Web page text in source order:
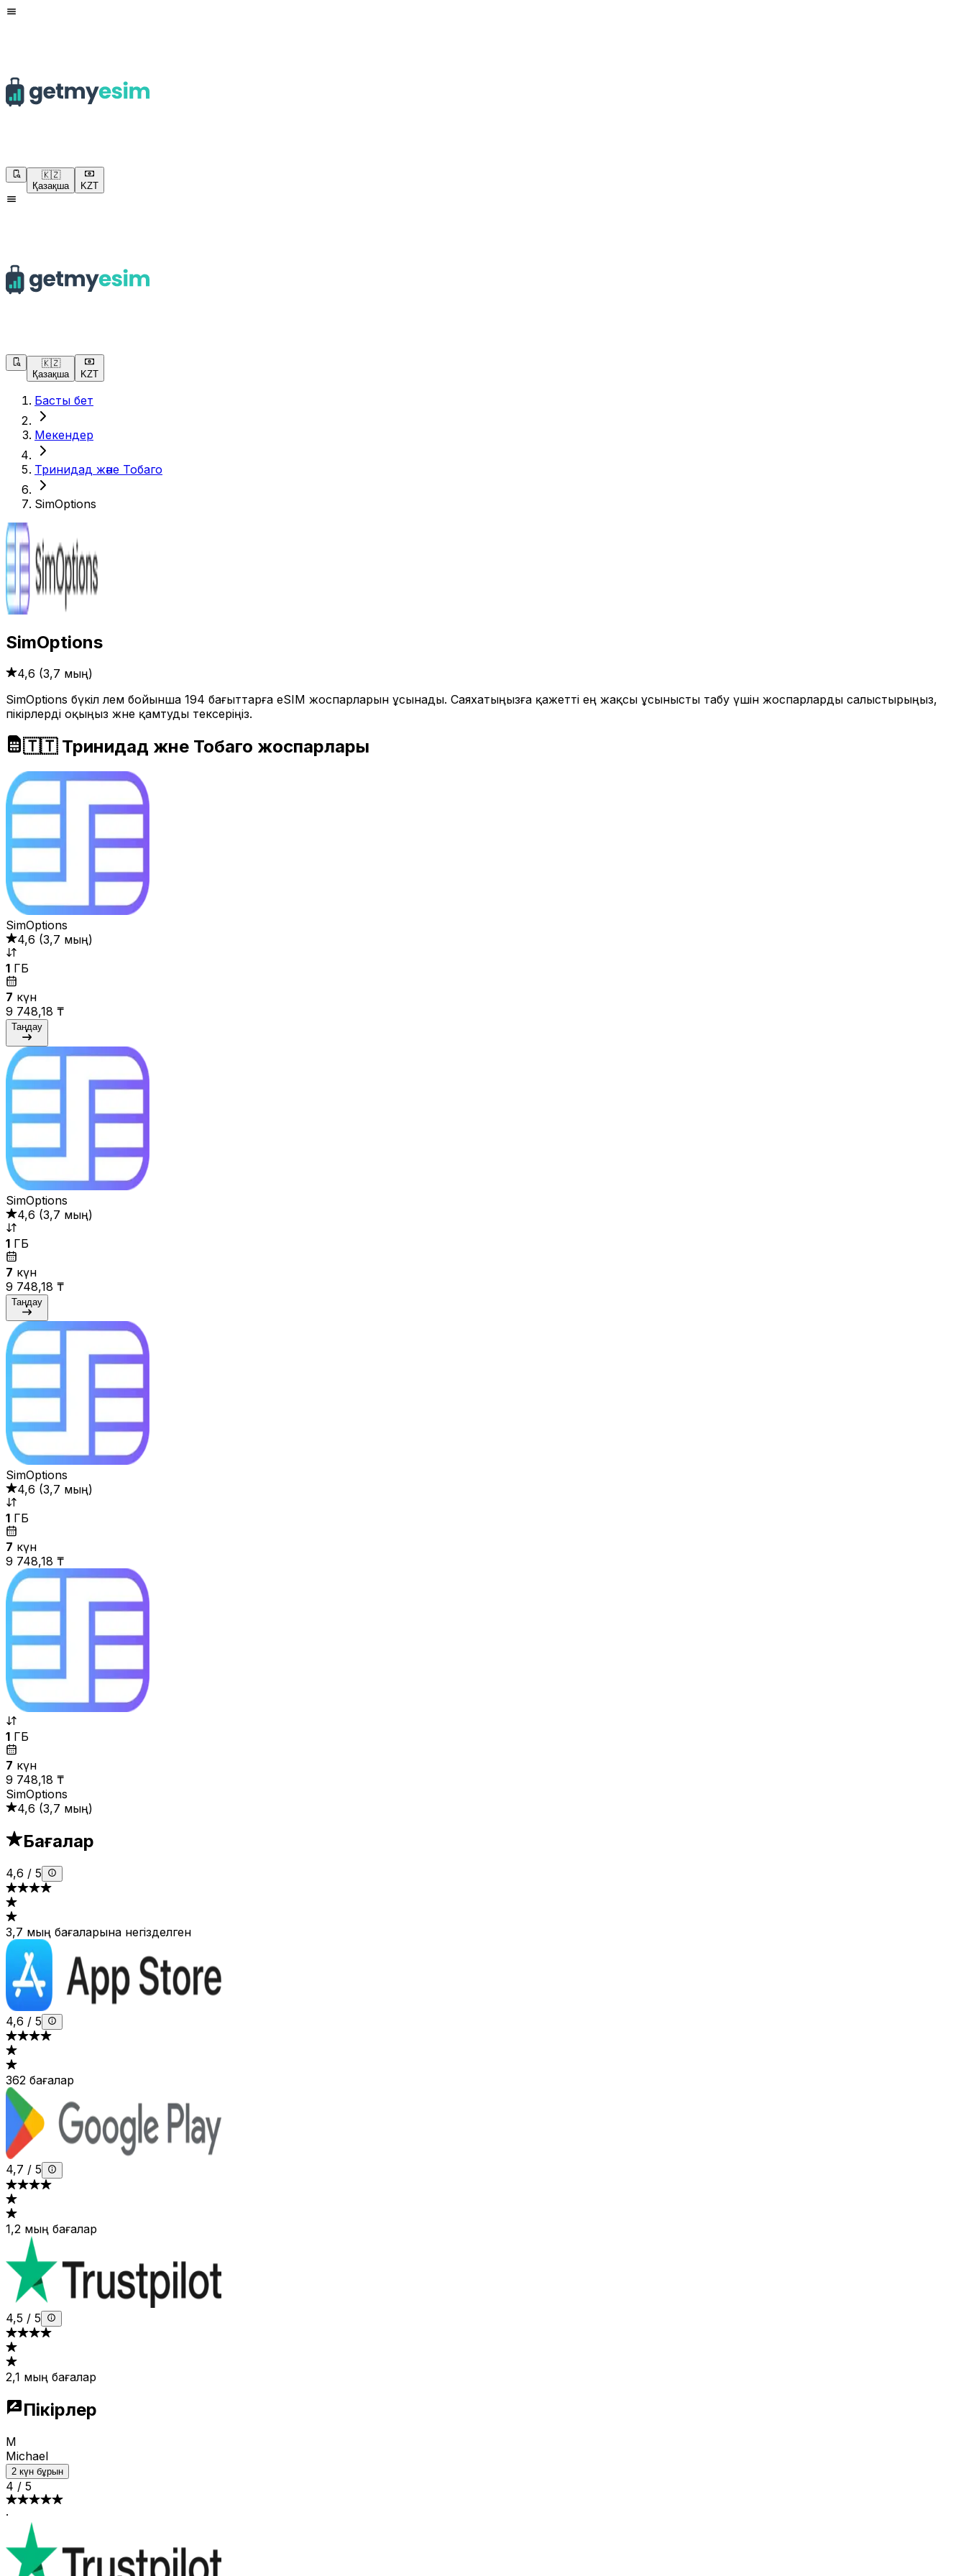
🇰🇿
Қазақша
KZT
🇰🇿
Қазақша
KZT
Басты бет
Мекендер
Тринидад және Тобаго
SimOptions
SimOptions
4,6 (3,7 мың)
SimOptions бүкіл әлем бойынша 194 бағыттарға eSIM жоспарларын ұсынады. Саяхатыңызға қажетті ең жақсы ұсынысты табу үшін жоспарларды салыстырыңыз,
пікірлерді оқыңыз және қамтуды тексеріңіз.
🇹🇹 Тринидад және Тобаго жоспарлары
SimOptions
4,6 (3,7 мың)
1 ГБ
7 күн
9 748,18 ₸
Таңдау
SimOptions
4,6 (3,7 мың)
1 ГБ
7 күн
9 748,18 ₸
Таңдау
SimOptions
4,6 (3,7 мың)
1 ГБ
7 күн
9 748,18 ₸
1 ГБ
7 күн
9 748,18 ₸
SimOptions
4,6 (3,7 мың)
Бағалар
4,6 / 5
3,7 мың бағаларына негізделген
4,6 / 5
362 бағалар
4,7 / 5
1,2 мың бағалар
4,5 / 5
2,1 мың бағалар
Пікірлер
M
Michael
2 күн бұрын
4 / 5
·